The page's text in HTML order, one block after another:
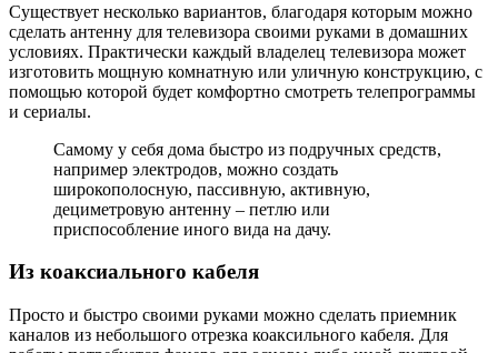
Существует несколько вариантов, благодаря которым можно
сделать антенну для телевизора своими руками в домашних
условиях. Практически каждый владелец телевизора может
изготовить мощную комнатную или уличную конструкцию, с
помощью которой будет комфортно смотреть телепрограммы
и сериалы.
Самому у себя дома быстро из подручных средств,
например электродов, можно создать
широкополосную, пассивную, активную,
дециметровую антенну – петлю или
приспособление иного вида на дачу.
Из коаксиального кабеля
Просто и быстро своими руками можно сделать приемник
каналов из небольшого отрезка коаксильного кабеля. Для